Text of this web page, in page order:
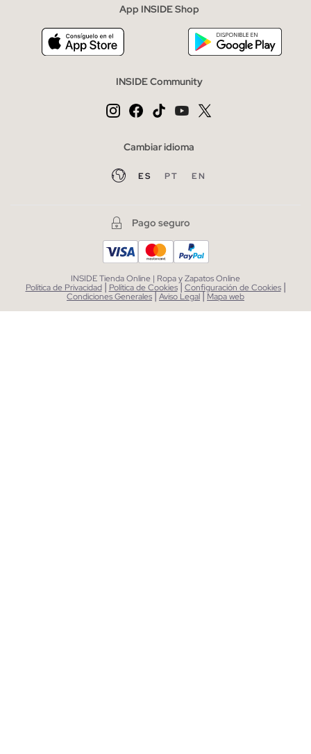
App INSIDE Shop
INSIDE Community
Cambiar idioma
ES PT EN
Pago seguro
INSIDE Tienda Online | Ropa y Zapatos Online
Política de Privacidad | Política de Cookies| Configuración de Cookies |
Condiciones Generales|Aviso Legal| Mapa web